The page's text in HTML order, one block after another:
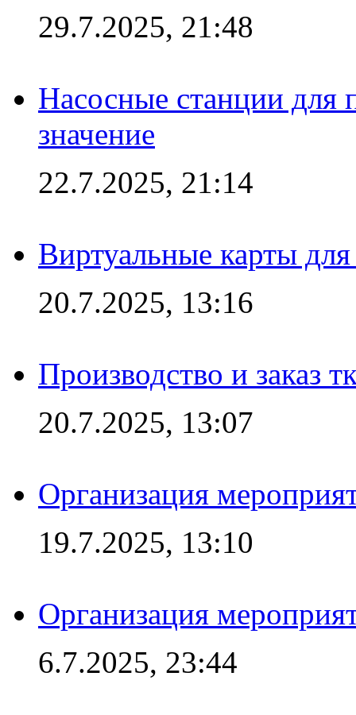
29.7.2025, 21:48
Насосные станции для
значение
22.7.2025, 21:14
Виртуальные карты
20.7.2025, 13:16
Производство и заказ
20.7.2025, 13:07
Организация
19.7.2025, 13:10
Организация
6.7.2025, 23:44